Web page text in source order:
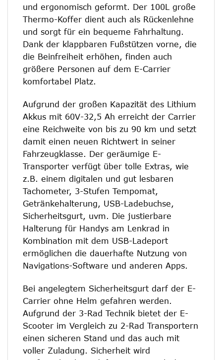
und ergonomisch geformt. Der 100L große
Thermo-Koffer dient auch als Rückenlehne
und sorgt für ein bequeme Fahrhaltung.
Dank der klappbaren Fußstützen vorne, die
die Beinfreiheit erhöhen, finden auch
größere Personen auf dem E-Carrier
komfortabel Platz.
Aufgrund der großen Kapazität des Lithium
Akkus mit 60V-32,5 Ah erreicht der Carrier
eine Reichweite von bis zu 90 km und setzt
damit einen neuen Richtwert in seiner
Fahrzeugklasse. Der geräumige E-
Transporter verfügt über tolle Extras, wie
z.B. einem digitalen und gut lesbaren
Tachometer, 3-Stufen Tempomat,
Getränkehalterung, USB-Ladebuchse,
Sicherheitsgurt, uvm. Die justierbare
Halterung für Handys am Lenkrad in
Kombination mit dem USB-Ladeport
ermöglichen die dauerhafte Nutzung von
Navigations-Software und anderen Apps.
Bei angelegtem Sicherheitsgurt darf der E-
Carrier ohne Helm gefahren werden.
Aufgrund der 3-Rad Technik bietet der E-
Scooter im Vergleich zu 2-Rad Transportern
einen sicheren Stand und das auch mit
voller Zuladung. Sicherheit wird